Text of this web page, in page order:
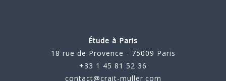
Étude à Paris
18 rue de Provence - 75009 Paris
+33 1 45 81 52 36
contact@crait-muller.com